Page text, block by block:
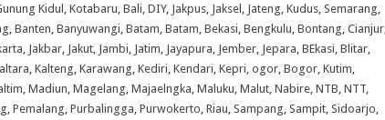
Kidul Kotabaru Bali DIY, Jakpus Jaksel Jateng Kudus Semarang
Banten Banyuwangi Batam Batam Bekasi Bengkulu Bontang Cianjur
Jakbar Jakut Jambi Jatim Jayapura Jember Jepara BEkasi Blitar
Kalteng Karawang Kediri Kendari Kepri ogor Bogor Kutim
Madiun Magelang Majaelngka Maluku Malut Nabire NTB NTT
Pemalang Purbalingga Purwokerto Riau Sampang Sampit Sidoarjo